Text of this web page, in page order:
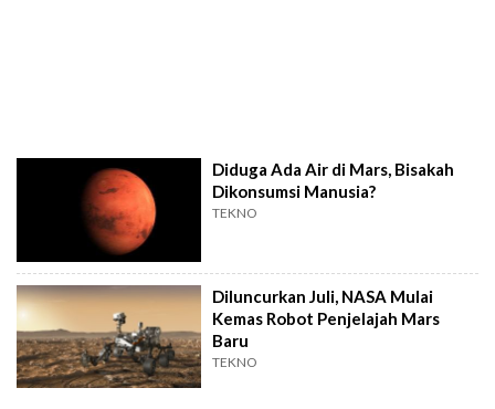
Diduga Ada Air di Mars, Bisakah
Dikonsumsi Manusia?
TEKNO
Diluncurkan Juli, NASA Mulai
Kemas Robot Penjelajah Mars
Baru
TEKNO